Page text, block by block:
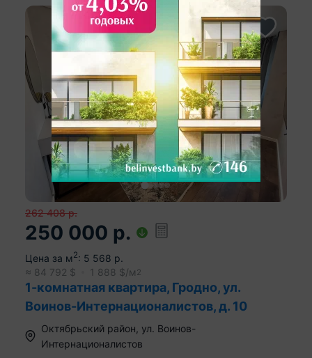
262 408 р.
250 000 р.
Цена за м2: 5 568 р.
≈ 84 792 $ 1 888 $/м 2
1-комнатная квартира, Гродно, ул.
Воинов-Интернационалистов, д. 10
Октябрьский район ул. Воинов-
Интернационалистов